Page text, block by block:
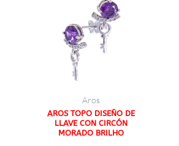
Aros
AROS TOPO DISEÑO DE
LLAVE CON CIRCÓN
MORADO BRILHO